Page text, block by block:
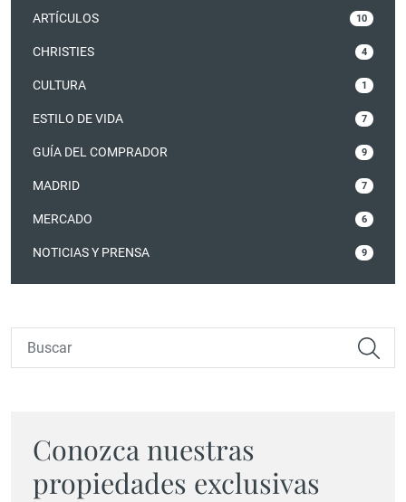
ARTÍCULOS 10
CHRISTIES 4
CULTURA 1
ESTILO DE VIDA 7
GUÍA DEL COMPRADOR 9
MADRID 7
MERCADO 6
NOTICIAS Y PRENSA 9
Conozca nuestras
propiedades exclusivas